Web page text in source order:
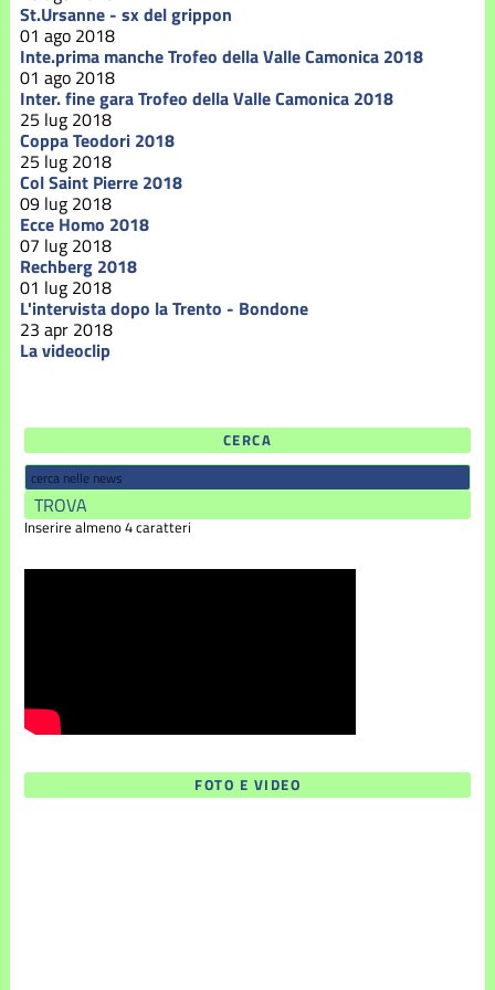
St.Ursanne - sx del grippon
01 ago 2018
Inte.prima manche Trofeo della Valle Camonica 2018
01 ago 2018
Inter. fine gara Trofeo della Valle Camonica 2018
25 lug 2018
Coppa Teodori 2018
25 lug 2018
Col Saint Pierre 2018
09 lug 2018
Ecce Homo 2018
07 lug 2018
Rechberg 2018
01 lug 2018
L'intervista dopo la Trento - Bondone
23 apr 2018
La videoclip
CERCA
Inserire almeno 4 caratteri
FOTO E VIDEO